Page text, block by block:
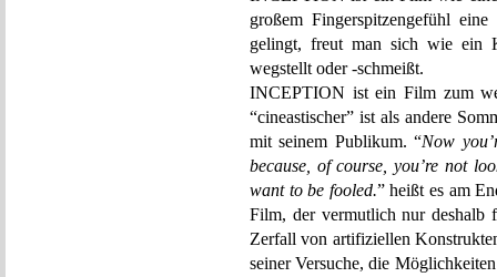
großem Fingerspitzengefühl
gelingt, freut man sich wie ein
wegstellt oder -schmeißt.
INCEPTION ist ein Film zum
“cineastischer” ist als andere
mit seinem Publikum. “Now
because, of course, you’re not
want to be fooled.” heißt es am
Film, der vermutlich nur deshalb
Zerfall von artifiziellen
seiner Versuche, die